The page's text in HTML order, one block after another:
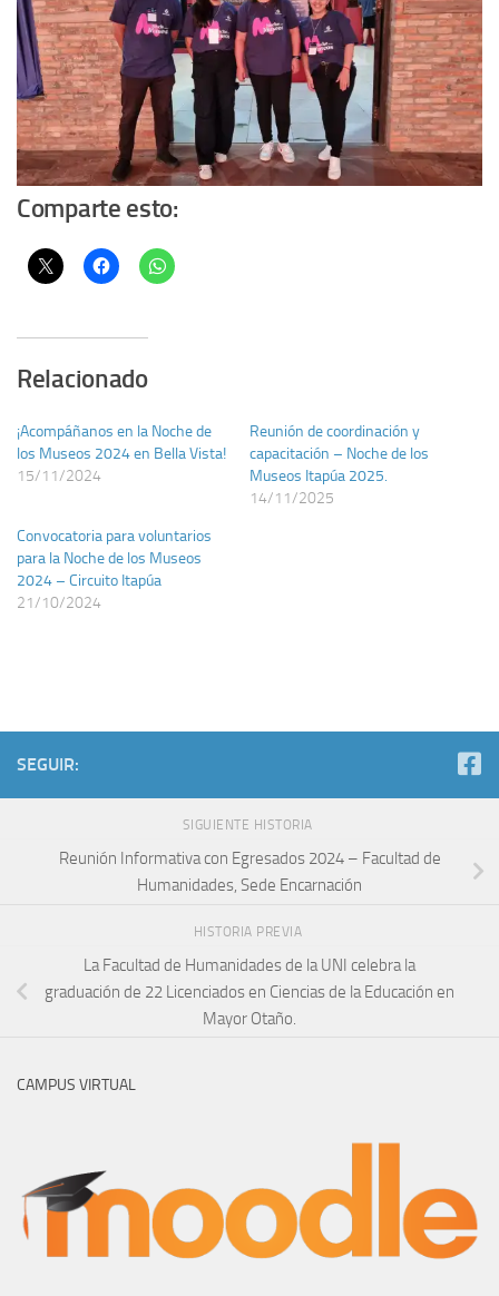
Comparte esto:
Relacionado
¡Acompáñanos en la Noche de
los Museos 2024 en Bella Vista!
15/11/2024
Reunión de coordinación y
capacitación – Noche de los
Museos Itapúa 2025.
14/11/2025
Convocatoria para voluntarios
para la Noche de los Museos
2024 – Circuito Itapúa
21/10/2024
SEGUIR:
SIGUIENTE HISTORIA
Reunión Informativa con Egresados 2024 – Facultad de
Humanidades, Sede Encarnación
HISTORIA PREVIA
La Facultad de Humanidades de la UNI celebra la
graduación de 22 Licenciados en Ciencias de la Educación en
Mayor Otaño.
CAMPUS VIRTUAL